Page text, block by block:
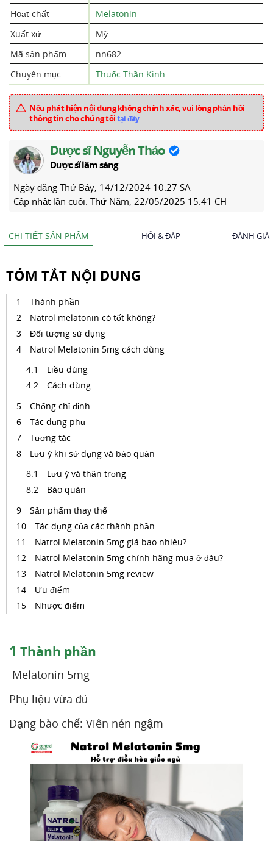
Hoạt chất
Melatonin
Xuất xứ
Mỹ
Mã sản phẩm
nn682
Chuyên mục
Thuốc Thần Kinh
Nếu phát hiện nội dung không chính xác, vui lòng phản hồi
thông tin cho chúng tôitại đây
Dược sĩ Nguyễn Thảo
Dược sĩ lâm sàng
Ngày đăng Thứ Bảy, 14/12/2024 10:27 SA
Cập nhật lần cuối: Thứ Năm, 22/05/2025 15:41 CH
CHI TIẾT SẢN PHẨM HỎI & ĐÁP ĐÁNH GIÁ
TÓM TẮT NỘI DUNG
Thành phần
Natrol melatonin có tốt không?
Đối tượng sử dụng
Natrol Melatonin 5mg cách dùng
Liều dùng
Cách dùng
Chống chỉ định
Tác dụng phụ
Tương tác
Lưu ý khi sử dụng và bảo quản
Lưu ý và thận trọng
Bảo quản
Sản phẩm thay thế
Tác dụng của các thành phần
Natrol Melatonin 5mg giá bao nhiêu?
Natrol Melatonin 5mg chính hãng mua ở đâu?
Natrol Melatonin 5mg review
Ưu điểm
Nhược điểm
1 Thành phần
Melatonin 5mg
Phụ liệu vừa đủ
Dạng bào chế: Viên nén ngậm